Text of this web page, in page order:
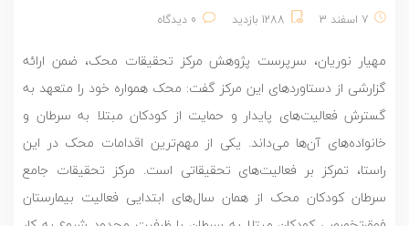
7 اسفند 3 1288 بازدید 0 دیدگاه
مهیار نوریان، سرپرست پژوهش مرکز تحقیقات محک، ضمن ارائه
گزارشی از دستاوردهای این مرکز گفت: محک همواره خود را متعهد به
گسترش فعالیت‌های پایدار و حمایت از کودکان مبتلا به سرطان و
خانواده‌های آن‌ها می‌داند. یکی از مهم‌ترین اقدامات محک در این
راستا، تمرکز بر فعالیت‌های تحقیقاتی است. مرکز تحقیقات جامع
سرطان کودکان محک از همان سال‌های ابتدایی فعالیت بیمارستان